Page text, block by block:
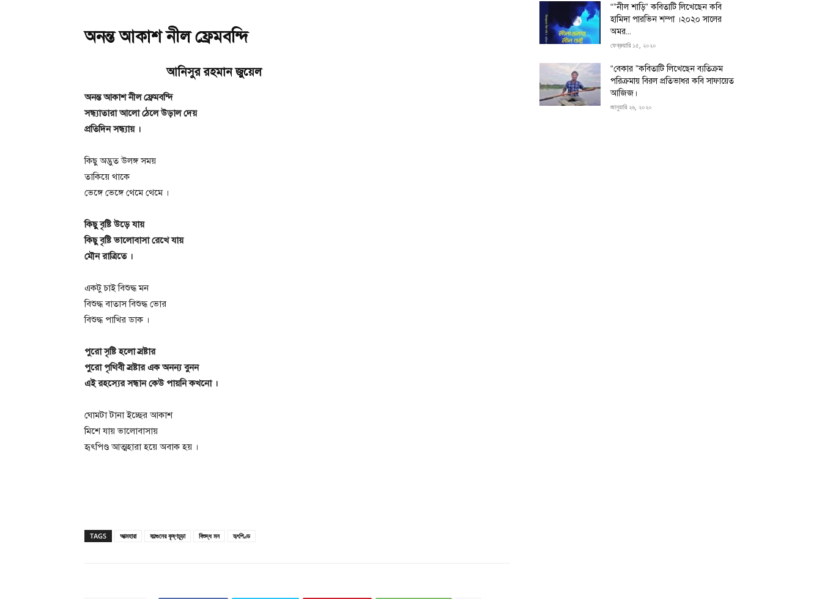
অনন্ত আকাশ নীল ফ্রেমবন্দি
আনিসুর রহমান জুয়েল
অনন্ত আকাশ নীল ফ্রেমবন্দি
সন্ধ্যাতারা আলো ঠেলে উড়াল দেয়
প্রতিদিন সন্ধ্যায় ।
কিছু অদ্ভুত উলঙ্গ সময়
তাকিয়ে থাকে
ভেঙ্গে ভেঙ্গে থেমে থেমে ।
কিছু বৃষ্টি উড়ে যায়
কিছু বৃষ্টি ভালোবাসা রেখে যায়
মৌন রাত্রিতে ।
একটু চাই বিশুদ্ধ মন
বিশুদ্ধ বাতাস বিশুদ্ধ ভোর
বিশুদ্ধ পাখির ডাক ।
পুরো সৃষ্টি হলো স্রষ্টার
পুরো পৃথিবী স্রষ্টার এক অনন্য বুনন
এই রহস্যের সন্ধান কেউ পায়নি কখনো ।
ঘোমটা টানা ইচ্ছের আকাশ
মিশে যায় ভালোবাসায়
হৃৎপিণ্ড আত্মহারা হয়ে অবাক হয় ।
TAGS আত্মহারা ফাল্গুনের কৃষ্ণচূড়া বিশুদ্ধ মন হৃৎপিণ্ড
“”নীল শাড়ি” কবিতাটি লিখেছেন কবি
হামিদা পারভিন শম্পা ।২০২০ সালের
অমর...
ফেব্রুয়ারি ১৫, ২০২০
“বেকার ”কবিতাটি লিখেছেন ব্যতিক্রম
পরিক্রমায় বিরল প্রতিভাধর কবি সাফায়েত
আজিজ।
জানুয়ারি ২৬, ২০২০